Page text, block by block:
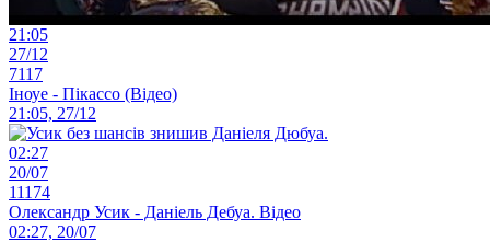
21:05
27/12
7117
Іноуе - Пікассо (Відео)
21:05, 27/12
02:27
20/07
11174
Олександр Усик - Даніель Дебуа. Відео
02:27, 20/07